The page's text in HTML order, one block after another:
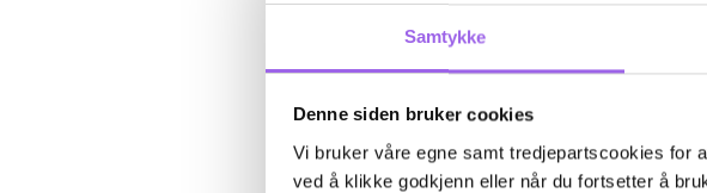
Samtykke
Denne siden bruker cookies
Vi bruker våre egne samt tredjepartscookies for
ved å klikke godkjenn eller når du fortsetter å